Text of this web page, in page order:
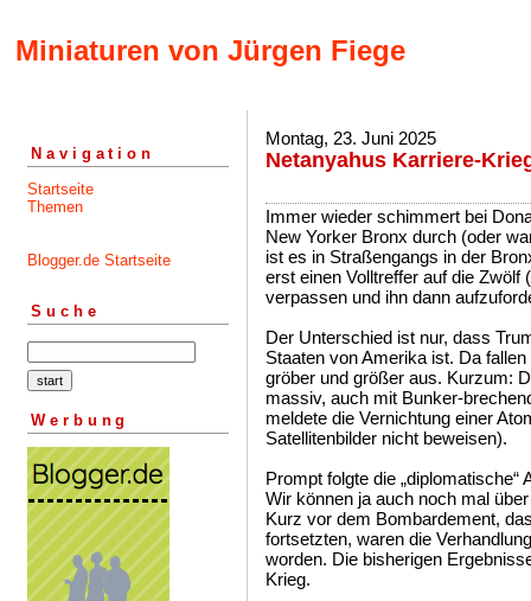
Miniaturen von Jürgen Fiege
Navigation
Startseite
Themen
Blogger.de Startseite
Suche
Werbung
Montag, 23. Juni 2025
Netanyahus Karriere-
Immer wieder schimmert bei
New Yorker Bronx durch (oder
ist es in Straßengangs in der
erst einen Volltreffer auf die
verpassen und ihn dann
Der Unterschied ist nur, dass
Staaten von Amerika ist. Da
gröber und größer aus. Kurzum:
massiv, auch mit Bunker-
meldete die Vernichtung einer
Satellitenbilder nicht beweisen).
Prompt folgte die
Wir können ja auch noch mal
Kurz vor dem Bombardement,
fortsetzten, waren die
worden. Die bisherigen
Krieg.